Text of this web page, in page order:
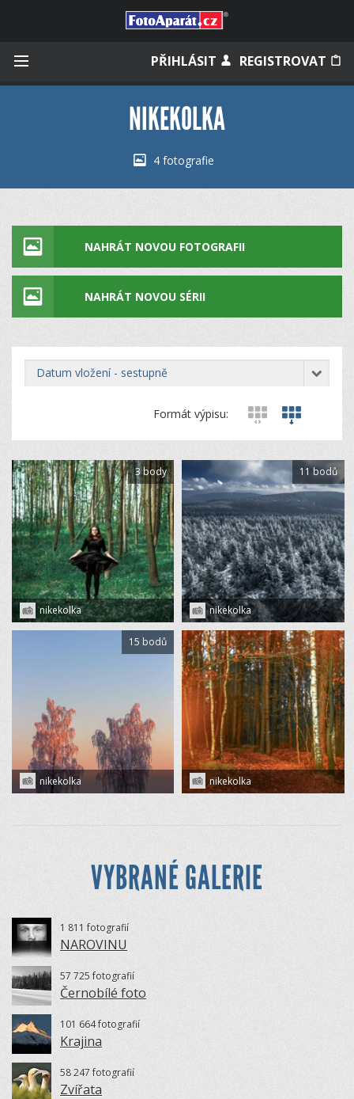
PŘIHLÁSIT REGISTROVAT
Měli jste účet na starém webu?
NIKEKOLKA
4 fotografie
NAHRÁT NOVOU FOTOGRAFII
NAHRÁT NOVOU SÉRII
datum vložení - sestupně
Formát výpisu:
nikekolka
3 body
nikekolka
11 bodů
nikekolka
15 bodů
nikekolka
VYBRANÉ GALERIE
1 811 fotografií
NAROVINU
57 725 fotografií
Černobílé foto
101 664 fotografií
Krajina
58 247 fotografií
Zvířata